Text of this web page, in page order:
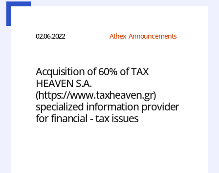
02.06.2022 Athex Announcements
Acquisition of 60% of TAX
HEAVEN S.A.
(https://www.taxheaven.gr)
specialized information provider
for financial - tax issues